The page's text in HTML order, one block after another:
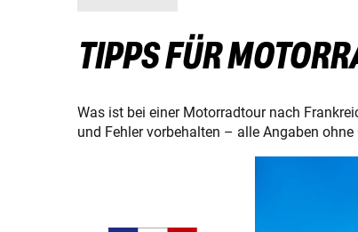
TIPPS FÜR
Was ist bei einer Motorradtour nach
und Fehler vorbehalten – alle Angaben ohne